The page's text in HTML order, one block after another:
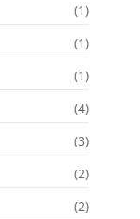
(1)
(1)
(1)
(4)
(3)
(2)
(2)